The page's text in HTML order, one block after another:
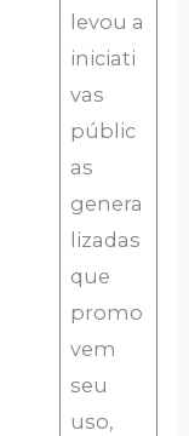
levou a
iniciati
vas
públic
as
genera
lizadas
que
promo
vem
seu
uso,